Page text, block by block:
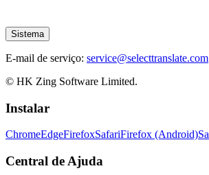
Sistema
E-mail de serviço: service@selecttranslate.com
© HK Zing Software Limited.
Instalar
ChromeEdgeFirefoxSafariFirefox (Android)
Central de Ajuda